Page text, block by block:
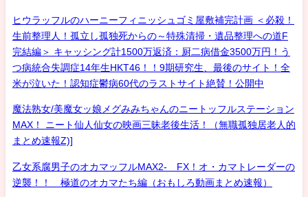
ヒウラッフルのハーニーフィニッシュゴミ屋敷補完計画 ＜必殺！
生前整理人！孤立し孤独死からの～特殊清掃・遺品整理への道F
完結編＞ キャッシング計1500万返済：厨二病借金3500万円！う
つ病統合失調症14年生HKT46！！9期研究生、最後のサイト！全
米が泣いた！認知症鬱病60代のラストサイト絶賛！公開中
魔法熟女/美魔女ッ娘メグみみちゃんのニートッフルステーション
MAX！ ニート仙人仙女の映画三昧老後生活！（無職孤独居老人的
まとめ速報Z)]
乙女系腐男子のオカマッフルMAX2- FX！オ・カマトレーダーの
逆襲！！ 極道のオカマたち編（おもしろ動画まとめ速報）